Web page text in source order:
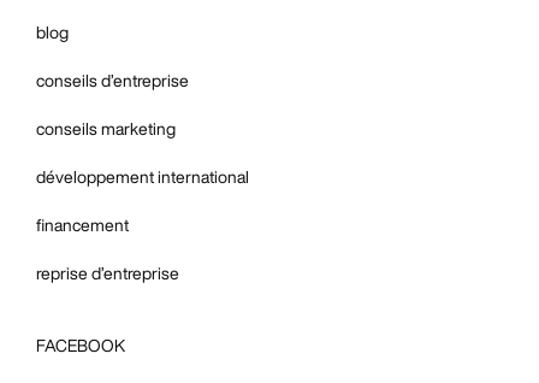
blog
conseils d’entreprise
conseils marketing
développement international
financement
reprise d’entreprise
FACEBOOK